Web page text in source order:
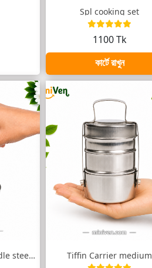
Spl cooking set
1100 Tk
কার্টে রাখুন
Masala box with handle steel/ মসলা বক্স... Tiffin Carrier medium